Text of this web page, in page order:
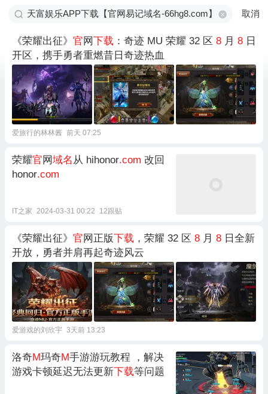
取消
《荣耀出征》 官网下载 ：奇迹 MU 荣耀 32 区 8 月 8 日
开区，携手勇者重燃昔日奇迹热血
爱旅行的林林酱 前天 07:25
荣耀官网域名从 hihonor.com 改回
honor.com
IT之家 2024-03-31 00:22 12跟贴
《荣耀出征》 官网正版下载 ，荣耀 32 区 8 月 8 日全新
开放，勇者并肩再起奇迹风云
爱游戏的刘欣宇 3天前 13:23
洛奇M玛奇M手游游玩教程 ，解决
游戏卡顿延迟无法更新下载等问题